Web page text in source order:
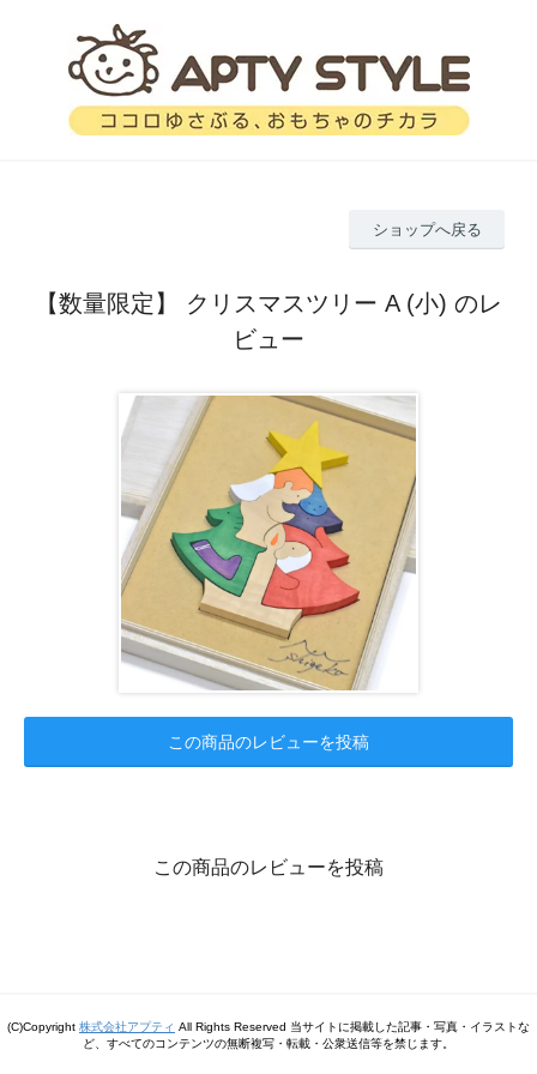
ショップへ戻る
【数量限定】 クリスマスツリー A (小) のレ
ビュー
この商品のレビューを投稿
この商品のレビューを投稿
(C)Copyright 株式会社アプティ All Rights Reserved 当サイトに掲載した記事・写真・イラストな
ど、すべてのコンテンツの無断複写・転載・公衆送信等を禁じます。